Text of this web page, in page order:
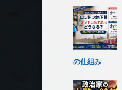
の仕組み